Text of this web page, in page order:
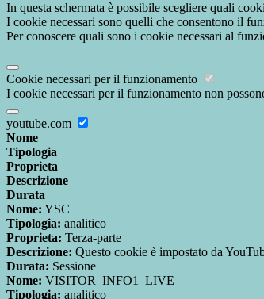
In questa schermata è possibile scegliere quali
I cookie necessari sono quelli che consentono il
Per conoscere quali sono i cookie necessari al
Cookie necessari per il funzionamento
I cookie necessari per il funzionamento non
youtube.com
Nome
Tipologia
Proprieta
Descrizione
Durata
Nome: YSC
Tipologia: analitico
Proprieta: Terza-parte
Descrizione: Questo cookie è impostato da
Durata: Sessione
Nome: VISITOR_INFO1_LIVE
Tipologia: analitico